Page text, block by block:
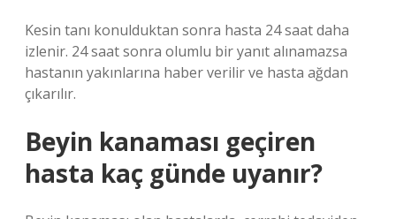
Kesin tanı konulduktan sonra hasta 24 saat daha
izlenir. 24 saat sonra olumlu bir yanıt alınamazsa
hastanın yakınlarına haber verilir ve hasta ağdan
çıkarılır.
Beyin kanaması geçiren
hasta kaç günde uyanır?